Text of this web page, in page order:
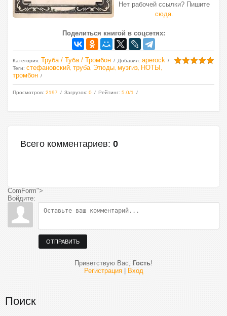
Нет рабочей ссылки? Пишите
сюда.
Поделиться книгой в соцсетях:
Категория: Труба / Туба / Тромбон Добавил: aperock
Теги: стефановский труба Этюды музгиз НОТЫ
тромбон
Просмотров: 2197 Загрузок: 0 Рейтинг: 5.0/1
Всего комментариев: 0
ComForm">
Войдите:
ОТПРАВИТЬ
Приветствую Вас, Гость!
Регистрация| Вход
Поиск